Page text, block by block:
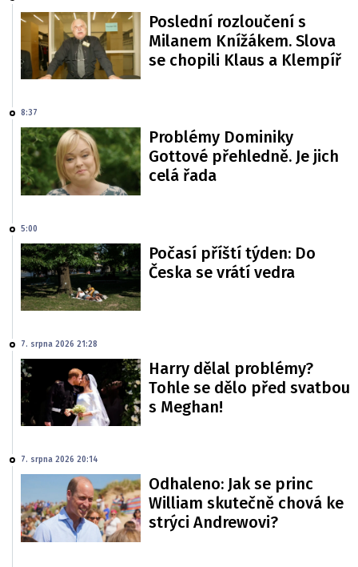
Poslední rozloučení s
Milanem Knížákem. Slova
se chopili Klaus a Klempíř
8:37
Problémy Dominiky
Gottové přehledně. Je jich
celá řada
5:00
Počasí příští týden: Do
Česka se vrátí vedra
7. srpna 2026 21:28
Harry dělal problémy?
Tohle se dělo před svatbou
s Meghan!
7. srpna 2026 20:14
Odhaleno: Jak se princ
William skutečně chová ke
strýci Andrewovi?